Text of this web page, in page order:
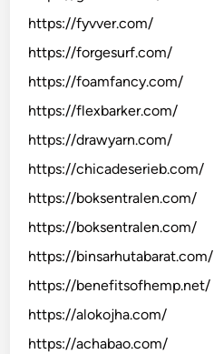
https://fyvver.com/
https://forgesurf.com/
https://foamfancy.com/
https://flexbarker.com/
https://drawyarn.com/
https://chicadeserieb.com/
https://boksentralen.com/
https://boksentralen.com/
https://binsarhutabarat.com/
https://benefitsofhemp.net/
https://alokojha.com/
https://achabao.com/